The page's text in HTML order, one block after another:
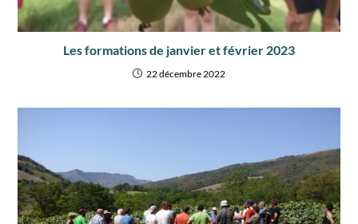
Les formations de janvier et février 2023
22 décembre 2022